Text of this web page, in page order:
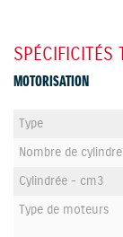
SPÉCIFICITÉS
MOTORISATION
Type
Nombre de
Cylindrée - cm3
Type de moteurs